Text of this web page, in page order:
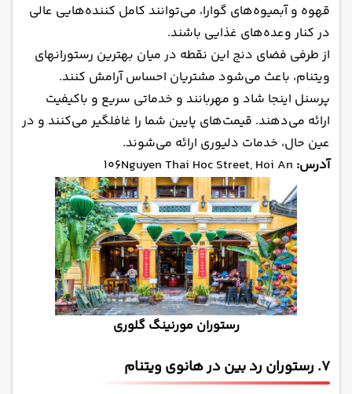
قهوه و آبمیوه‌های گوارا، می‌توانند کامل کننده‌هایی عالی
در کنار وعده‌های غذایی باشند.
از طرفی فضای دنج این نقطه در میان بهترین رستورانهای
ویتنام، باعث می‌شود مشتریان احساس آرامش کنند.
پرسنل اینجا شاد و مهربانند و خدماتی سریع و باکیفیت
ارائه می‌دهند. قیمت‌های پایین شما را غافلگیر می‌کنند و در
عین حال، خدمات دلیوری ارائه می‌شوند.
آدرس:
رستوران مورنینگ گلوری
7. رستوران رد بین در هانوی ویتنام